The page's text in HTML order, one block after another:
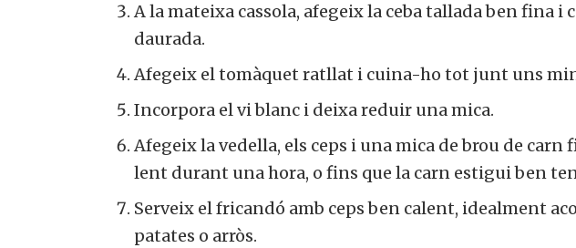
A la mateixa cassola, afegeix la ceba tallada ben fina
daurada.
Afegeix el tomàquet ratllat i cuina-ho tot junt uns
Incorpora el vi blanc i deixa reduir una mica.
Afegeix la vedella, els ceps i una mica de brou de carn
lent durant una hora, o fins que la carn estigui ben
Serveix el fricandó amb ceps ben calent, idealment
patates o arròs.